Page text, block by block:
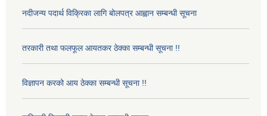
नदीजन्य पदार्थ विक्रिका लागि बोलपत्र आह्वान सम्बन्धी सूचना
तरकारी तथा फलफूल आयतकर ठेक्का सम्बन्धी सूचना !!
विज्ञापन करको आय ठेक्का सम्बन्धी सूचना !!